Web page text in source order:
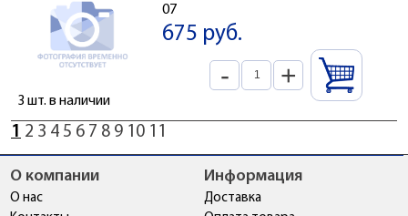
07
675 руб.
- +
3 шт. в наличии
1 2 3 4 5 6 7 8 9 10 11
О компании
О нас
Информация
Доставка